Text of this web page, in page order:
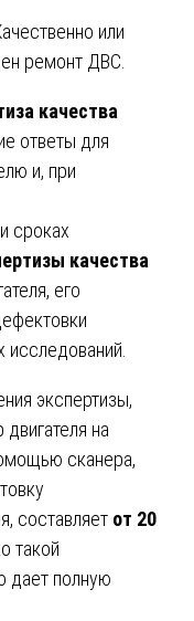
или
ремонт ДВС.
качества
ответы для
и, при
сроках
качества
его
экспертизы,
на
сканера,
составляет от 20
такой
дает полную